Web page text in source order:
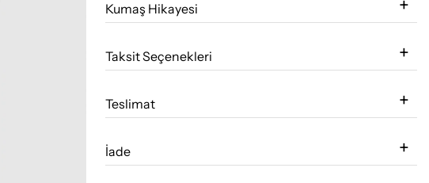
Kumaş Hikayesi
Taksit Seçenekleri
Teslimat
İade